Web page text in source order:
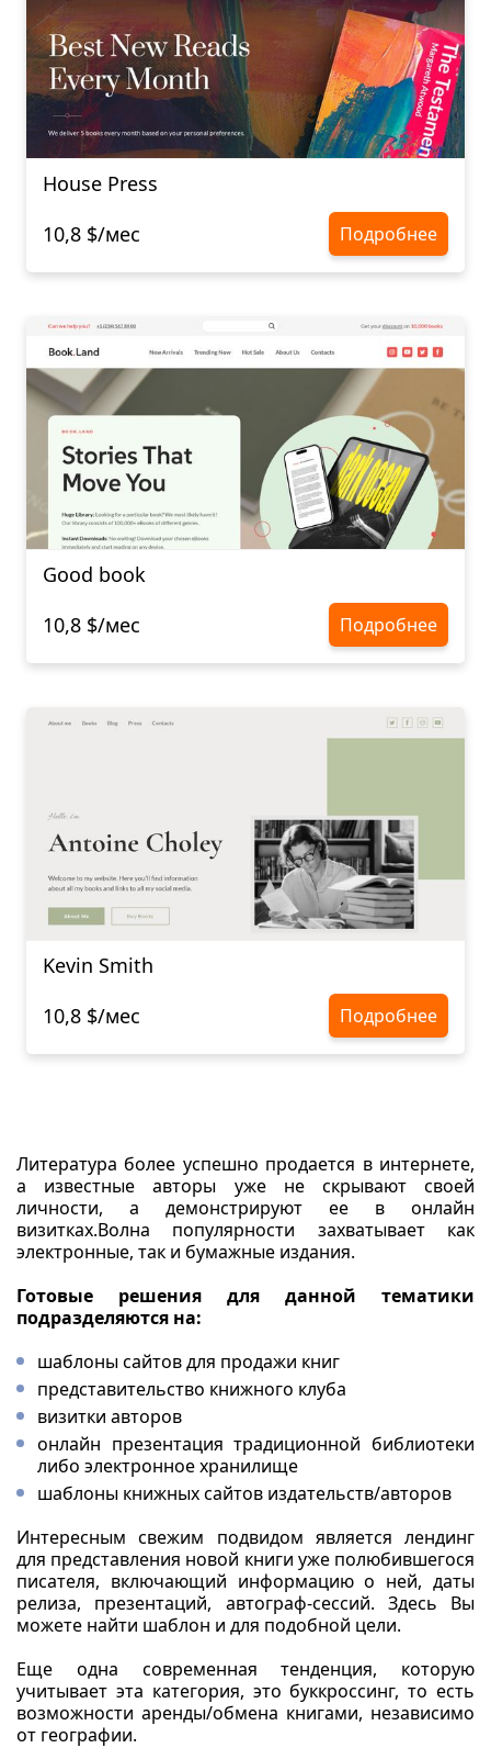
House Press
10,8 $/мес
Подробнее
Good book
10,8 $/мес
Подробнее
Kevin Smith
10,8 $/мес
Подробнее
Литература более успешно продается в интернете,
а известные авторы уже не скрывают своей
личности, а демонстрируют ее в онлайн
визитках.Волна популярности захватывает как
электронные, так и бумажные издания.
Готовые решения для данной тематики
подразделяются на:
шаблоны сайтов для продажи книг
представительство книжного клуба
визитки авторов
онлайн презентация традиционной библиотеки
либо электронное хранилище
шаблоны книжных сайтов издательств/авторов
Интересным свежим подвидом является лендинг
для представления новой книги уже полюбившегося
писателя, включающий информацию о ней, даты
релиза, презентаций, автограф-сессий. Здесь Вы
можете найти шаблон и для подобной цели.
Еще одна современная тенденция, которую
учитывает эта категория, это буккроссинг, то есть
возможности аренды/обмена книгами, независимо
от географии.